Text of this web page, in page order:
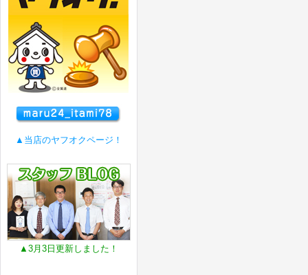
▲当店のヤフオクページ！
▲3月3日更新しました！